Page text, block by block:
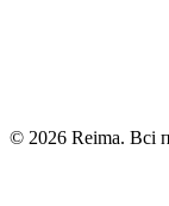
© 2026 Reima. Всі